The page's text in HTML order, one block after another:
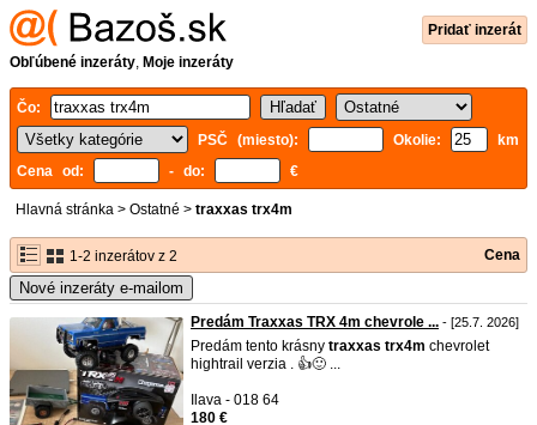
Pridať inzerát
Obľúbené inzeráty, Moje inzeráty
Čo:
PSČ (miesto):
Okolie:
km
Cena od:
- do: €
Hlavná stránka > Ostatné > traxxas trx4m
1-2 inzerátov z 2 Cena
Nové inzeráty e-mailom
Predám Traxxas TRX 4m chevrole ... - [25.7. 2026]
Predám tento krásny traxxas trx4m chevrolet
hightrail verzia . 👍🙂 ...
Ilava - 018 64
180 €